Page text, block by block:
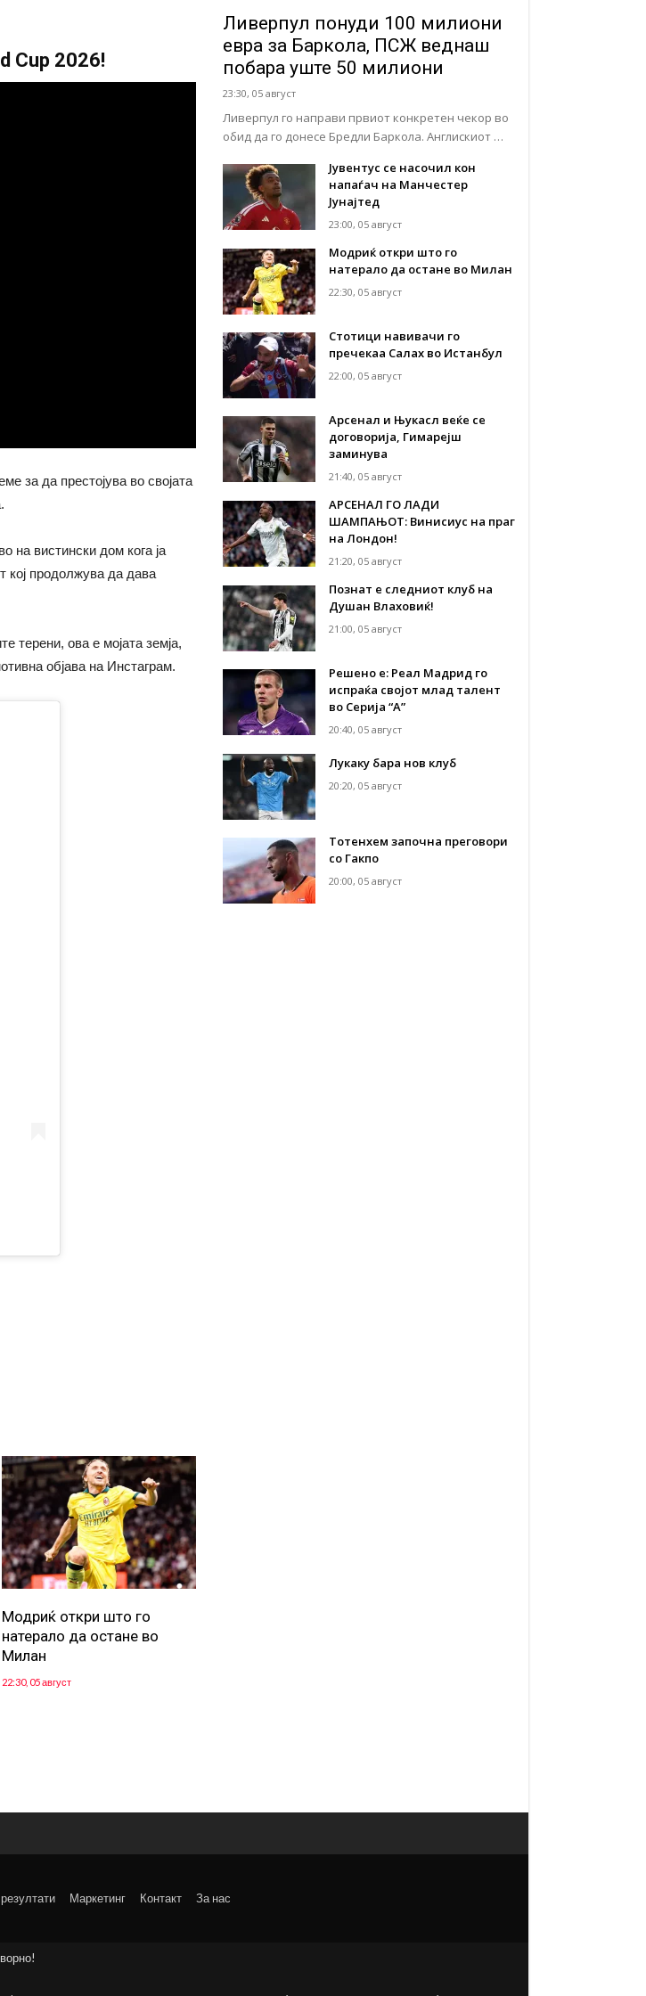
Cup 2026!
за да престојува во својата
на вистински дом кога ја
кој продолжува да дава
терени, ова е мојата земја,
објава на Инстаграм.
Модриќ откри што го
натерало да остане во
Милан
22:30, 05 август
Ливерпул понуди 100 милиони
евра за Баркола, ПСЖ веднаш
побара уште 50 милиони
23:30, 05 август
Ливерпул го направи првиот конкретен чекор во
обид да го донесе Бредли Баркола. Англискиот …
Јувентус се насочил кон
напаѓач на Манчестер
Јунајтед
23:00, 05 август
Модриќ откри што го
натерало да остане во Милан
22:30, 05 август
Стотици навивачи го
пречекаа Салах во Истанбул
22:00, 05 август
Арсенал и Њукасл веќе се
договорија, Гимарејш
заминува
21:40, 05 август
АРСЕНАЛ ГО ЛАДИ
ШАМПАЊОТ: Винисиус на праг
на Лондон!
21:20, 05 август
Познат е следниот клуб на
Душан Влаховиќ!
21:00, 05 август
Решено е: Реал Мадрид го
испраќа својот млад талент
во Серија “А”
20:40, 05 август
Лукаку бара нов клуб
20:20, 05 август
Тотенхем започна преговори
со Гакпо
20:00, 05 август
Маркетинг Контакт За нас